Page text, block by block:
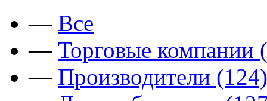
— Все
— Торговые компании
— Производители (124)